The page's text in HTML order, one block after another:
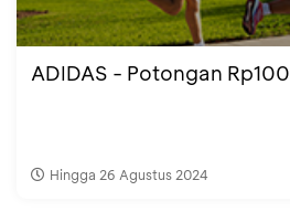
ADIDAS - Potongan
Hingga 26 Agustus 2024